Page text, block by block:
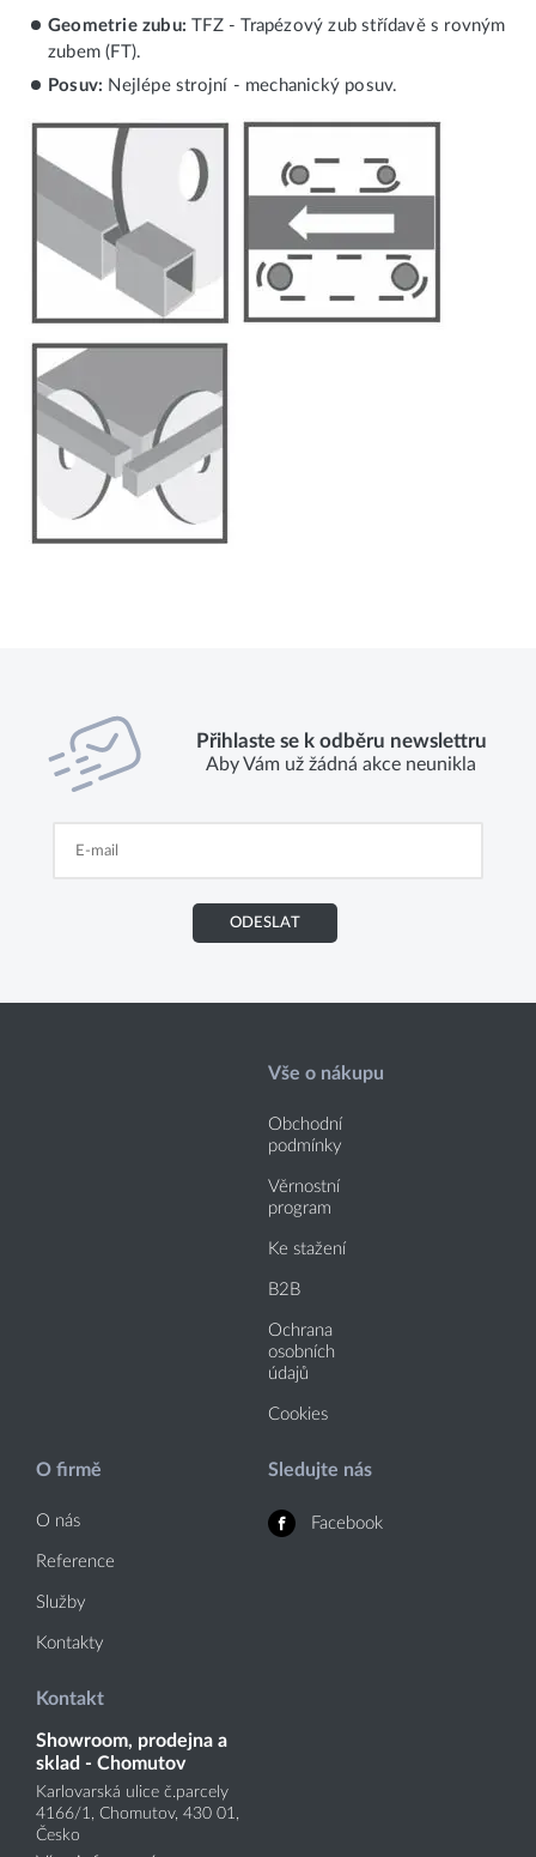
Geometrie zubu: TFZ - Trapézový zub střídavě s rovným
zubem (FT).
Posuv: Nejlépe strojní - mechanický posuv.
Přihlaste se k odběru newslettru
Aby Vám už žádná akce neunikla
ODESLAT
Vše o nákupu
Obchodní
podmínky
Věrnostní
program
Ke stažení
B2B
Ochrana
osobních
údajů
Cookies
O firmě
O nás
Reference
Služby
Kontakty
Sledujte nás
Facebook
Kontakt
Showroom, prodejna a
sklad - Chomutov
Karlovarská ulice č.parcely
4166/1, Chomutov, 430 01,
Česko